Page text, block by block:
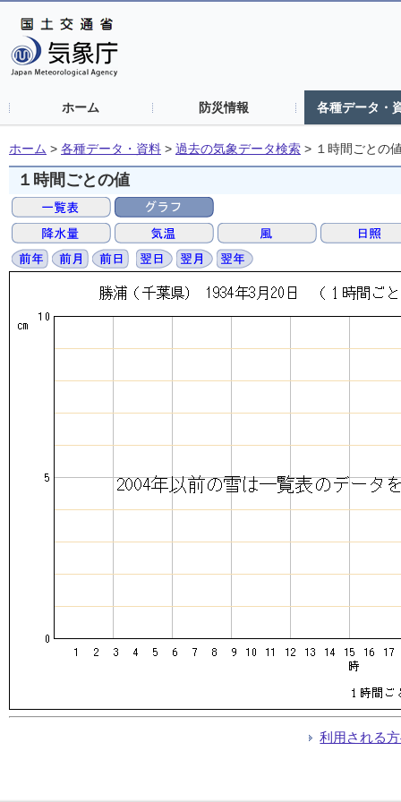
ホーム 防災情報 各種データ・
ホーム > 各種データ・資料 > 過去の気象データ検索 > １時間ごとの
１時間ごとの値
利用される